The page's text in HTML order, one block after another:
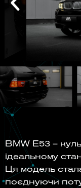
BMW E53 –
ідеальному
Ця модель
поєднуючи